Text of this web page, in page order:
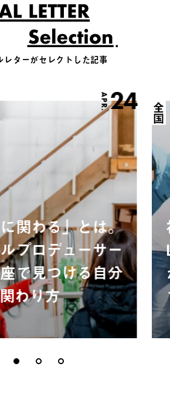
レターがセレクトした記事
APR.24
関わる」とは。
プロデューサー
で見つける自分
わり方
全国